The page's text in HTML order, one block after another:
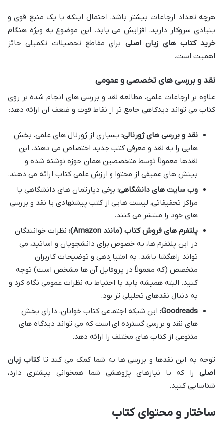
هرچه تعداد ارجاعات بیشتر باشد، احتمال اینکه با یک منبع قوی و
بنیادی سروکار دارید، افزایش می یابد. این موضوع به ویژه هنگام
خرید کتاب های زبان اصلی برای مقاطع تحصیلات تکمیلی حائز
اهمیت است.
نقد و بررسی های تخصصی و عمومی
علاوه بر ارجاعات علمی، مطالعه نقد و بررسی های انجام شده بر روی
کتاب می تواند دیدگاهی جامع تر از نقاط قوت و ضعف آن ارائه دهد:
نقد و بررسی های ژورنالی: بسیاری از ژورنال های علمی، بخش
هایی را به نقد و معرفی کتب جدید اختصاص می دهند. این
نقدها معمولاً توسط متخصصین همان حوزه نوشته شده و
بینش های عمیقی از محتوا و ارزش علمی کتاب ارائه می دهند.
وب سایت های دانشگاهی: برخی دپارتمان های دانشگاهی یا
مراکز تحقیقاتی، لیست هایی از کتب پیشنهادی یا نقد و بررسی
های خود را منتشر می کنند.
پلتفرم های فروش کتاب (مانند Amazon):
نظرات خوانندگان
در این پلتفرم ها، به خصوص برای دانشجویان و اساتید، می
تواند راهگشا باشد. به امتیازدهی و توضیحات کاربران
متخصص (که معمولاً در پروفایل آن ها مشخص است) توجه
کنید. البته همیشه باید با احتیاط به نظرات عمومی نگاه کرد و
به دنبال نقدهای تحلیلی تر بود.
Goodreads: این شبکه اجتماعی کتاب خوانان، دارای بخش
های نقد و بررسی گسترده ای است که می تواند دیدگاه های
متنوعی از کتاب های مختلف را ارائه دهد.
توجه به این نقدها و بررسی ها به شما کمک می کند تاکتاب زبان
اصلی را که با نیازهای پژوهشی شما همخوانی بیشتری دارد،
شناسایی کنید.
ساختار و محتوای کتاب